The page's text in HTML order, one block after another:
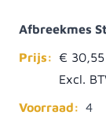
Afbreekmes
Prijs: € 30,55
Excl.
Voorraad: 4